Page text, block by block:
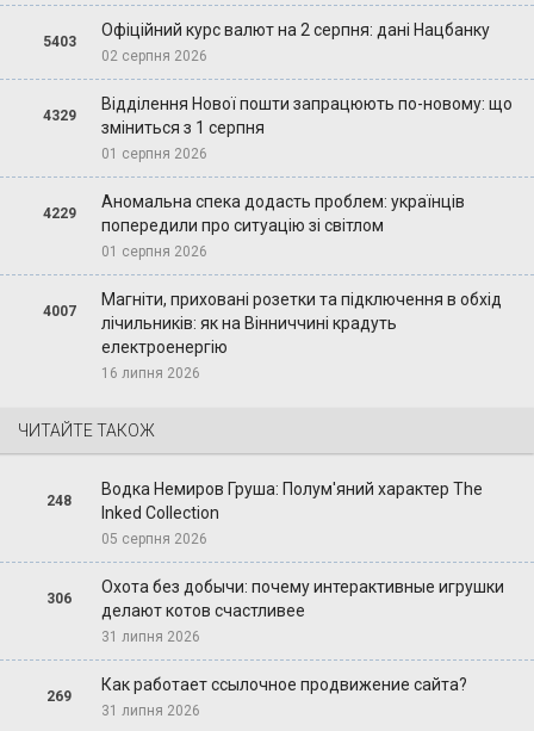
5403
Офіційний курс валют на 2 серпня: дані Нацбанку
02 серпня 2026
4329
Відділення Нової пошти запрацюють по-новому: що
зміниться з 1 серпня
01 серпня 2026
4229
Аномальна спека додасть проблем: українців
попередили про ситуацію зі світлом
01 серпня 2026
4007
Магніти, приховані розетки та підключення в обхід
лічильників: як на Вінниччині крадуть
електроенергію
16 липня 2026
ЧИТАЙТЕ ТАКОЖ
248
Водка Немиров Груша: Полум'яний характер The
Inked Collection
05 серпня 2026
306
Охота без добычи: почему интерактивные игрушки
делают котов счастливее
31 липня 2026
269
Как работает ссылочное продвижение сайта?
31 липня 2026